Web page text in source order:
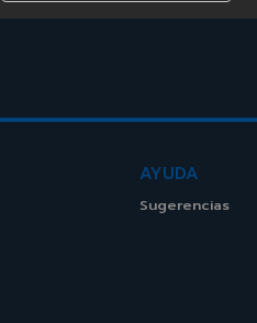
AYUDA
Sugerencias